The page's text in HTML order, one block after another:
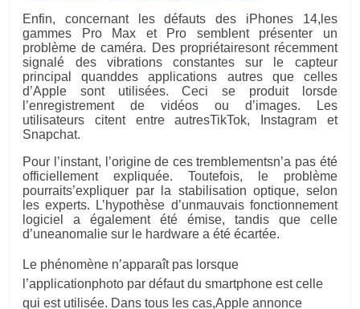
Enfin, concernant les défauts des iPhones 14,les
gammes Pro Max et Pro semblent présenter un
problème de caméra. Des propriétairesont récemment
signalé des vibrations constantes sur le capteur
principal quanddes applications autres que celles
d’Apple sont utilisées. Ceci se produit lorsde
l’enregistrement de vidéos ou d’images. Les
utilisateurs citent entre autresTikTok, Instagram et
Snapchat.
Pour l’instant, l’origine de ces tremblementsn’a pas été
officiellement expliquée. Toutefois, le problème
pourraits’expliquer par la stabilisation optique, selon
les experts. L’hypothèse d’unmauvais fonctionnement
logiciel a également été émise, tandis que celle
d’uneanomalie sur le hardware a été écartée.
Le phénomène n’apparaît pas lorsque
l’applicationphoto par défaut du smartphone est celle
qui est utilisée. Dans tous les cas,Apple annonce